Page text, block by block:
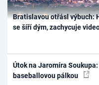
Bratislavou otřásl výbuch:
se šíří dým, zachycuje
Útok na Jaromíra
baseballovou pálkou